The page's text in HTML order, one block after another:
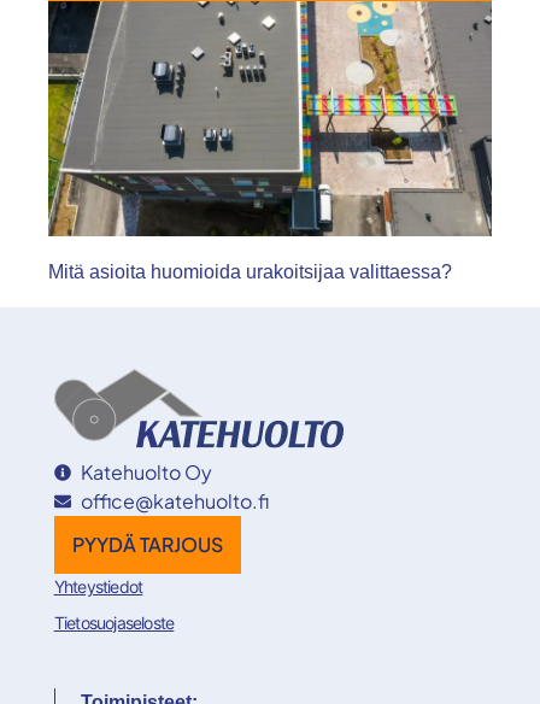
Mitä asioita huomioida urakoitsijaa valittaessa?
Katehuolto Oy
office@katehuolto.fi
PYYDÄ TARJOUS
Yhteystiedot
Tietosuojaseloste